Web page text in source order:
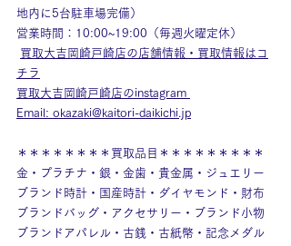
地内に5台駐車場完備）
営業時間：10:00~19:00（毎週火曜定休）
買取大吉岡崎戸崎店の店舗情報・買取情報はコ
チラ
買取大吉岡崎戸崎店のinstagram
Email: okazaki@kaitori-daikichi.jp
＊＊＊＊＊＊＊＊買取品目＊＊＊＊＊＊＊＊＊
金・プラチナ・銀・金歯・貴金属・ジュエリー
ブランド時計・国産時計・ダイヤモンド・財布
ブランドバッグ・アクセサリー・ブランド小物
ブランドアパレル・古銭・古紙幣・記念メダル